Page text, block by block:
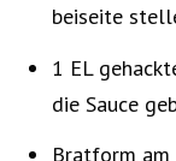
beiseite
1 EL
die Sauce
Bratform am